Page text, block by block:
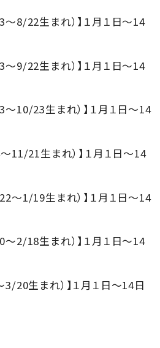
～8/22生まれ）】１月１日～14
～9/22生まれ）】１月１日～14
～10/23生まれ）】１月１日～14
11/21生まれ）】１月１日～14
～1/19生まれ）】１月１日～14
～2/18生まれ）】１月１日～14
3/20生まれ）】１月１日～14日